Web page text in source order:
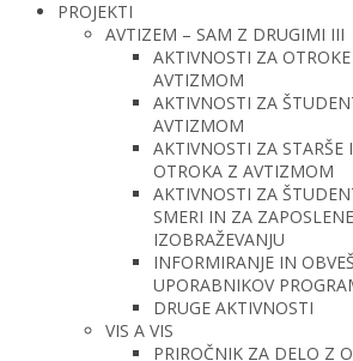
PROJEKTI
AVTIZEM – SAM Z DRUGIMI III
AKTIVNOSTI ZA
AVTIZMOM
AKTIVNOSTI ZA
AVTIZMOM
AKTIVNOSTI ZA STARŠE
OTROKA Z AVTIZMOM
AKTIVNOSTI ZA
SMERI IN ZA
IZOBRAŽEVANJU
INFORMIRANJE IN
UPORABNIKOV
DRUGE AKTIVNOSTI
VIS A VIS
PRIROČNIK ZA DELO Z